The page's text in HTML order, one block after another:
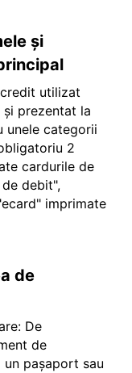
și
utilizat
prezentat la
unele categorii
2
cardurile de
debit",
imprimate
de
De
de
pașaport sau